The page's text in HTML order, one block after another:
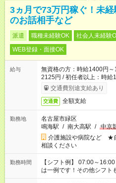
3ヵ月で73万円稼ぐ！未
のお話相手など
派遣 職種未経験OK 社会人未経験
WEB登録・面接OK
給与
無資格の方：時給1400円
2125円 / 初任者以上：時給
交通費別途支給あり
交通費 全額支給
勤務地
名古屋市緑区
鳴海駅 / 南大高駅 / 中京
介護施設や病院など ★
相談ください
勤務時間
【シフト例】 07:00～16:00
は一例です！その他シフト